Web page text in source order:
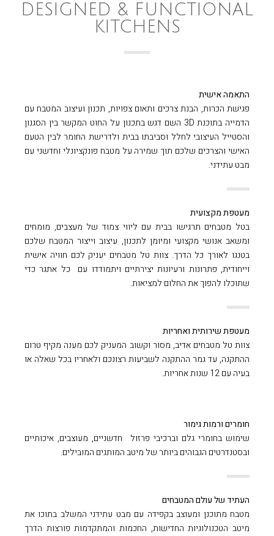
DESIGNED & FUNCTIONAL
KITCHENS
התאמה אישית
פגישת הכרות, הבנת צרכים ותאום צפויות, תכנון ועיצוב המטבח עם
הדמייה בתוכנת 3D השם דגש בתכנון על החוט המקשר בין הסגנון
והסטייל העיצובי לחלל וסביבתו בבית ולדרישת החומר לבין הטעם
האישי והצרכים שלכם תוך שמירה על מטבח פונקציונלי וחדשני עם
מבט עתידני.
מעטפת מקצועית
בטל מטבחים תרגישו בבית עם ליווי צמוד של מעצבים, מומחים
ומשאב אנושי מקצועי ומיומן לתכנון, עיצוב וייצור המטבח שלכם
בטנגו לאורך כל הדרך. צוות טל מטבחים יעניק לכם חוויה אישית
וייחודית, פתרונות ורעיונות יצירתיים ויתמודדו עם כל אתגר כדי
שתוכלו להפוך את החלום למציאות.
מעטפת שירותית ואחריות
צוות טל מטבחים אדיב, מסור וקשוב המעניק לכם מענה מקיף טרום
ההתקנה, עד גמר ההתקנה לשביעות רצונכם ולאחריו בכל שאלה או
בעיה עם 12 שנות אחריות.
חומרים ורמות גימור
שימוש בחומרי גלם וברכיבי פרזול חדשניים, מעוצבים, איכותיים
ובסטנדרטים הגבוהים ביותר של מיטב המותגים המובילים.
העתיד של עולם המטבחים
מטבח מתוכנן ומעוצב בקפידה עם מבט עתידני המשלב בתוכו את
מיטב הטכנולוגיות החדישות, החכמות והמתקדמות פורצות הדרך